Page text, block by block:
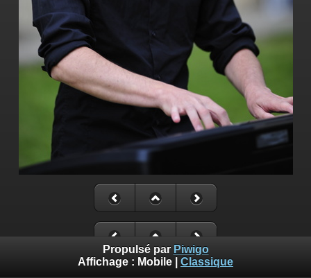
Propulsé par Piwigo
Affichage : Mobile Classique